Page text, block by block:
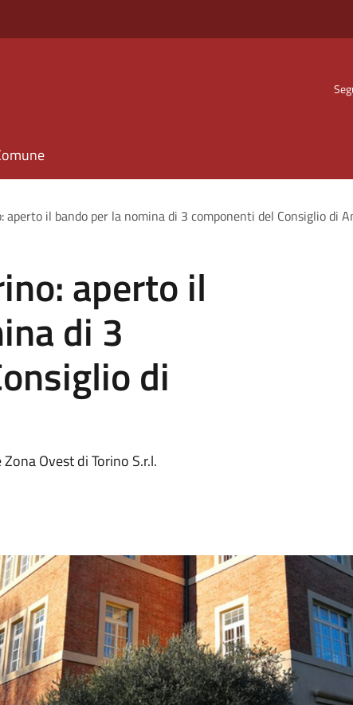
aperto il bando per la nomina di 3 componenti del Consiglio di
aperto il
di 3
di
Ovest di Torino S.r.l.